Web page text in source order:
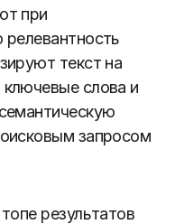
при
текст на
слова и
запросом
результатов